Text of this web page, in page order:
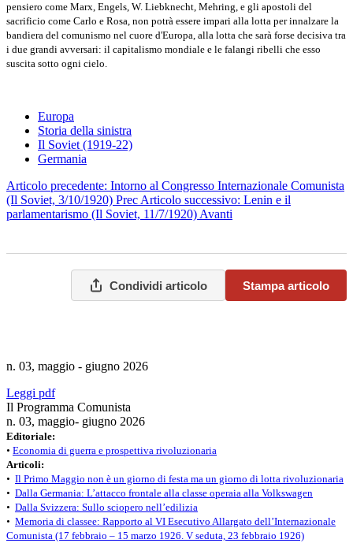
pensiero come Marx, Engels, W. Liebknecht, Mehring, e gli apostoli del
sacrificio come Carlo e Rosa, non potrà essere impari alla lotta per innalzare la
bandiera del comunismo nel cuore d'Europa, alla lotta che sarà forse decisiva tra
i due grandi avversari: il capitalismo mondiale e le falangi ribelli che esso
suscita sotto ogni cielo.
Europa
Storia della sinistra
Il Soviet (1919‑22)
Germania
Articolo precedente: Intorno al Congresso Internazionale Comunista
(Il Soviet, 3/10/1920) Prec Articolo successivo: Lenin e il
parlamentarismo (Il Soviet, 11/7/1920) Avanti
Condividi articolo Stampa articolo
n. 03, maggio - giugno 2026
Leggi pdf
Il Programma Comunista
n. 03, maggio- giugno 2026
Editoriale:
• Economia di guerra e prospettiva rivoluzionaria
Articoli:
• Il Primo Maggio non è un giorno di festa ma un giorno di lotta rivoluzionaria
• Dalla Germania: L’attacco frontale alla classe operaia alla Volkswagen
• Dalla Svizzera: Sullo sciopero nell’edilizia
• Memoria di classee: Rapporto al VI Esecutivo Allargato dell’Internazionale
Comunista (17 febbraio – 15 marzo 1926. V seduta, 23 febbraio 1926)